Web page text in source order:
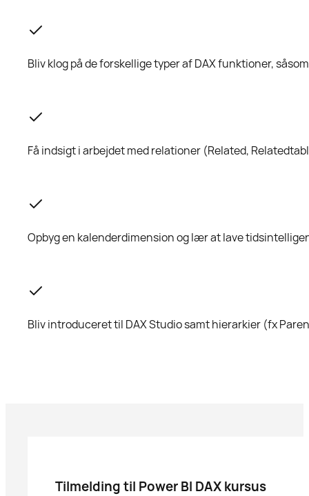
Bliv klog på de forskellige typer af DAX funktioner,
Få indsigt i arbejdet med relationer (Related,
Opbyg en kalenderdimension og lær at lave
Bliv introduceret til DAX Studio samt hierarkier (fx
Tilmelding til Power BI DAX kursus